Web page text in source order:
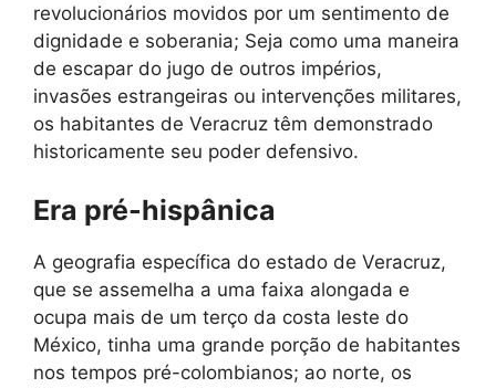
revolucionários movidos por um sentimento de
dignidade e soberania; Seja como uma maneira
de escapar do jugo de outros impérios,
invasões estrangeiras ou intervenções militares,
os habitantes de Veracruz têm demonstrado
historicamente seu poder defensivo.
Era pré-hispânica
A geografia específica do estado de Veracruz,
que se assemelha a uma faixa alongada e
ocupa mais de um terço da costa leste do
México, tinha uma grande porção de habitantes
nos tempos pré-colombianos; ao norte, os